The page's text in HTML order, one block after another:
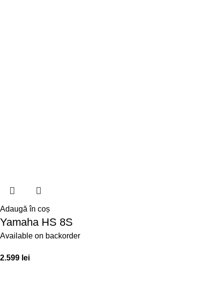
Adaugă în coș
Yamaha HS 8S
Available on backorder
2.599 lei